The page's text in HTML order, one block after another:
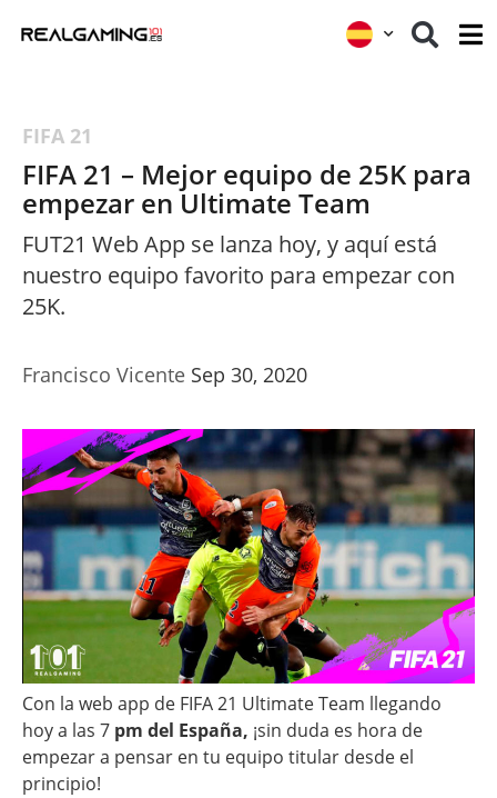
FIFA 21
FIFA 21 – Mejor equipo de 25K para
empezar en Ultimate Team
FUT21 Web App se lanza hoy, y aquí está
nuestro equipo favorito para empezar con
25K.
Francisco Vicente Sep 30, 2020
Con la web app de FIFA 21 Ultimate Team llegando
hoy a las 7 pm del España, ¡sin duda es hora de
empezar a pensar en tu equipo titular desde el
principio!